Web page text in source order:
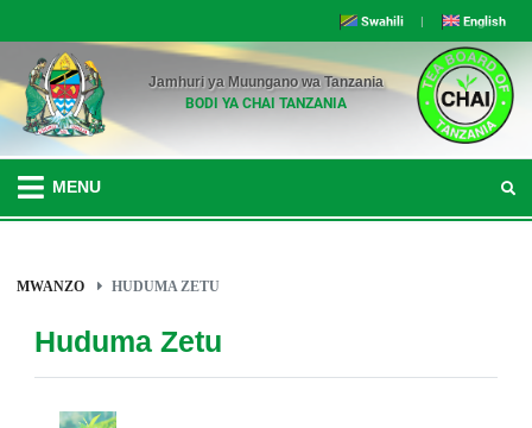
Swahili | English
Jamhuri ya Muungano wa Tanzania
BODI YA CHAI TANZANIA
MENU
MWANZO HUDUMA ZETU
Huduma Zetu